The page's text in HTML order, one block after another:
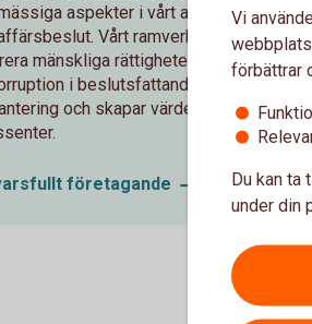
aspekter i vårt arbete och
Vårt ramverk för att
mänskliga rättigheter, miljö och
i beslutsfattandet stödjer
och skapar värde för våra
företagande
Vi
förbättrar
Du kan ta
under din